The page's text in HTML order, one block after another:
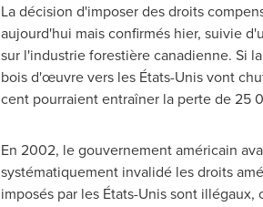
La décision d'imposer des droits
aujourd'hui mais confirmés hier, suivie
sur l'industrie forestière canadienne. Si
bois d'œuvre vers les États-Unis vont
cent pourraient entraîner la perte de 25
En 2002, le gouvernement américain
systématiquement invalidé les droits
imposés par les États-Unis sont